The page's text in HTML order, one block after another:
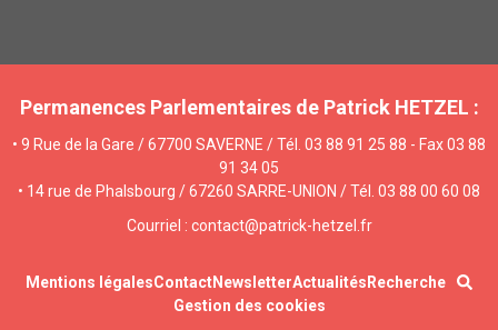
Permanences Parlementaires de Patrick HETZEL :
• 9 Rue de la Gare / 67700 SAVERNE / Tél. 03 88 91 25 88 - Fax 03 88
91 34 05
• 14 rue de Phalsbourg / 67260 SARRE-UNION / Tél. 03 88 00 60 08
Courriel : contact@patrick-hetzel.fr
Mentions légalesContactNewsletterActualités Recherche
Gestion des cookies